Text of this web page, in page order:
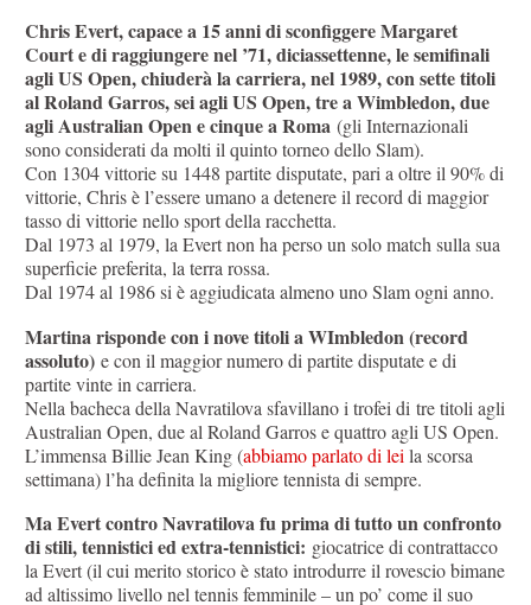
Chris Evert, capace a 15 anni di sconfiggere Margaret
Court e di raggiungere nel ’71, diciassettenne, le semifinali
agli US Open, chiuderà la carriera, nel 1989, con sette titoli
al Roland Garros, sei agli US Open, tre a Wimbledon, due
agli Australian Open e cinque a Roma (gli Internazionali
sono considerati da molti il quinto torneo dello Slam).
Con 1304 vittorie su 1448 partite disputate, pari a oltre il 90% di
vittorie, Chris è l’essere umano a detenere il record di maggior
tasso di vittorie nello sport della racchetta.
Dal 1973 al 1979, la Evert non ha perso un solo match sulla sua
superficie preferita, la terra rossa.
Dal 1974 al 1986 si è aggiudicata almeno uno Slam ogni anno.
Martina risponde con i nove titoli a WImbledon (record
assoluto) e con il maggior numero di partite disputate e di
partite vinte in carriera.
Nella bacheca della Navratilova sfavillano i trofei di tre titoli agli
Australian Open, due al Roland Garros e quattro agli US Open.
L’immensa Billie Jean King (abbiamo parlato di lei la scorsa
settimana) l’ha definita la migliore tennista di sempre.
Ma Evert contro Navratilova fu prima di tutto un confronto
di stili, tennistici ed extra-tennistici: giocatrice di contrattacco
la Evert (il cui merito storico è stato introdurre il rovescio bimane
ad altissimo livello nel tennis femminile – un po’ come il suo